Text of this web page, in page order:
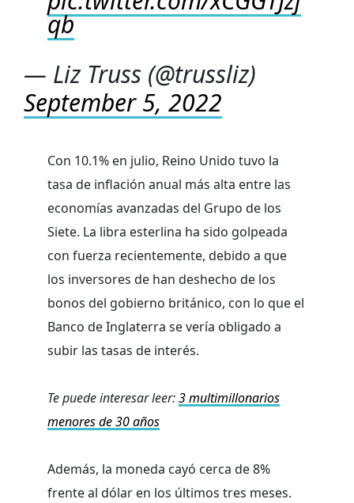
qb
— Liz Truss (@trussliz)
September 5, 2022
Con 10.1% en julio, Reino Unido tuvo la
tasa de inflación anual más alta entre las
economías avanzadas del Grupo de los
Siete. La libra esterlina ha sido golpeada
con fuerza recientemente, debido a que
los inversores de han deshecho de los
bonos del gobierno británico, con lo que el
Banco de Inglaterra se vería obligado a
subir las tasas de interés.
Te puede interesar leer:3 multimillonarios
menores de 30 años
Además, la moneda cayó cerca de 8%
frente al dólar en los últimos tres meses.